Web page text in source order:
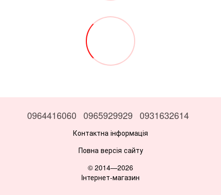
0964416060 0965929929 0931632614
Контактна інформація
Повна версія сайту
© 2014—2026
Інтернет-магазин